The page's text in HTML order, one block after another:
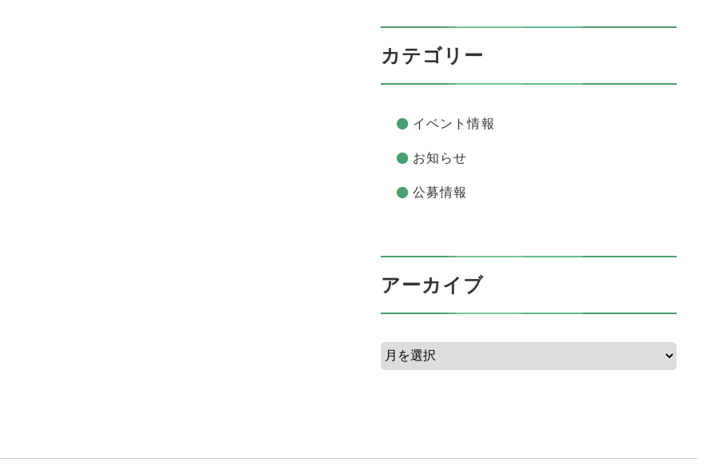
カテゴリー
イベント情報
お知らせ
公募情報
アーカイブ